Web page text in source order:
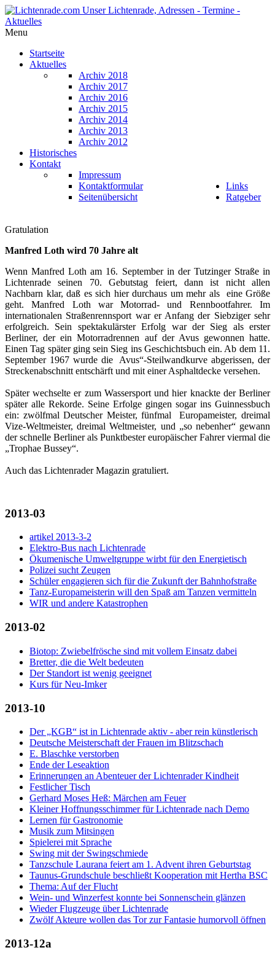
Menu
Startseite
Aktuelles
Archiv 2018
Archiv 2017
Archiv 2016
Archiv 2015
Archiv 2014
Archiv 2013
Archiv 2012
Historisches
Kontakt
Impressum
Kontaktformular
Seitenübersicht
Links
Ratgeber
Gratulation
Manfred Loth wird 70 Jahre alt
Wenn Manfred Loth am 16. September in der Tutzinger Straße in
Lichtenrade seinen 70. Gebutstag feiert, dann ist nicht allen
Nachbarn klar, daß es sich hier durchaus um mehr als eine Größe
geht. Manfred Loth war Motorrad- und Rennbootfahrer. Im
internationalen Straßenrennsport war er Anfang der Siebziger sehr
erfolgreich. Sein spektakulärster Erfolg war der Sieg als erster
Berliner, der ein Motorradrennen auf der Avus gewonnen hatte.
Einen Tag später ging sein Sieg ins Geschichtsbuch ein. Ab dem 11.
September 1967 wurde die Avus“-Steilwandkurve abgerissen, der
Streckenabschnitt entschärft und mit einer Asphaltdecke versehen.
Später wechselte er zum Wassersport und hier knackte der Berliner
später alle Rekorde. Seine Erfolge gingen sogar ins Guinnessbuch
ein: zwölfmal Deutscher Meister, fünfmal Europameister, dreimal
Vize-Weltmeister, dreimal Weltmeister, und „so nebenher“ gewann
der schnelle Berliner als Punktbester europäischer Fahrer viermal die
„Trophae Bussey“.
Auch das Lichtenrader Magazin gratuliert.
2013-03
artikel 2013-3-2
Elektro-Bus nach Lichtenrade
Ökumenische Umweltgruppe wirbt für den Energietisch
Polizei sucht Zeugen
Schüler engagieren sich für die Zukunft der Bahnhofstraße
Tanz-Europameisterin will den Spaß am Tanzen vermitteln
WIR und andere Katastrophen
2013-02
Biotop: Zwiebelfrösche sind mit vollem Einsatz dabei
Bretter, die die Welt bedeuten
Der Standort ist wenig geeignet
Kurs für Neu-Imker
2013-10
Der „KGB“ ist in Lichtenrade aktiv - aber rein künstlerisch
Deutsche Meisterschaft der Frauen im Blitzschach
E. Blaschke verstorben
Ende der Leseaktion
Erinnerungen an Abenteuer der Lichtenrader Kindheit
Festlicher Tisch
Gerhard Moses Heß: Märchen am Feuer
Kleiner Hoffnungsschimmer für Lichtenrade nach Demo
Lernen für Gastronomie
Musik zum Mitsingen
Spielerei mit Sprache
Swing mit der Swingschmiede
Tanzschule Laurana feiert am 1. Advent ihren Geburtstag
Taunus-Grundschule beschließt Kooperation mit Hertha BSC
Thema: Auf der Flucht
Wein- und Winzerfest konnte bei Sonnenschein glänzen
Wieder Flugzeuge über Lichtenrade
Zwölf Akteure wollen das Tor zur Fantasie humorvoll öffnen
2013-12a